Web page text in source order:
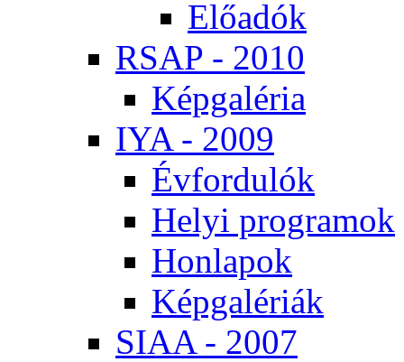
Elő­adók
RSAP - 2010
Kép­ga­lé­ria
IYA - 2009
Év­for­du­lók
He­lyi prog­ra­mok
Hon­la­pok
Kép­ga­lé­ri­ák
SI­AA - 2007